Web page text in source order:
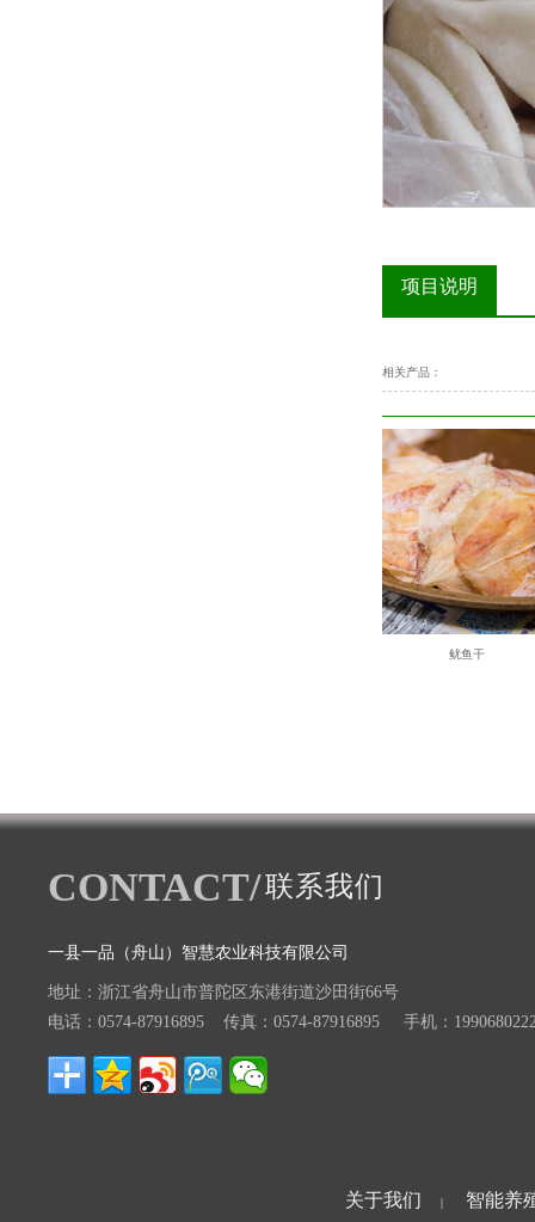
项目说明
相关产品：
鱿鱼干
CONTACT/联系我们
一县一品（舟山）智慧农业科技有限公司
地址：浙江省舟山市普陀区东港街道沙田街66号
电话：0574-87916895 传真：0574-87916895 手机：
关于我们 | 智能养